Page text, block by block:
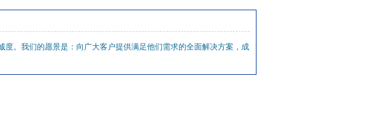
。我们的愿景是：向广大客户提供满足他们需求的全面解决方案，成